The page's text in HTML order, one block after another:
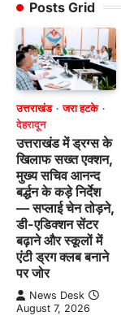
Posts Grid
उत्तराखंड
जरा हटके
देहरादून
उत्तराखंड में ड्रग्स के
खिलाफ सख्त एक्शन,
मुख्य सचिव आनन्द
बर्द्धन के कड़े निर्देश
— सप्लाई चेन तोड़ने,
डी-एडिक्शन सेंटर
बढ़ाने और स्कूलों में
एंटी ड्रग क्लब बनाने
पर जोर
News Desk
August 7, 2026